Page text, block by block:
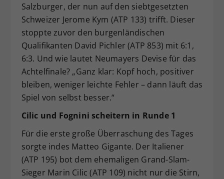
Salzburger, der nun auf den siebtgesetzten
Schweizer Jerome Kym (ATP 133) trifft. Dieser
stoppte zuvor den burgenländischen
Qualifikanten David Pichler (ATP 853) mit 6:1,
6:3. Und wie lautet Neumayers Devise für das
Achtelfinale? „Ganz klar: Kopf hoch, positiver
bleiben, weniger leichte Fehler – dann läuft das
Spiel von selbst besser.“
Cilic und Fognini scheitern in Runde 1
Für die erste große Überraschung des Tages
sorgte indes Matteo Gigante. Der Italiener
(ATP 195) bot dem ehemaligen Grand-Slam-
Sieger Marin Cilic (ATP 109) nicht nur die Stirn,